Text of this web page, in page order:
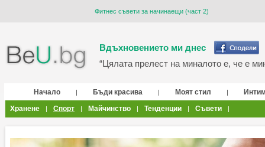
Фитнес съвети за начинаещи (част 2)
Вдъхновението ми днес
“Цялата прелест на миналото е, че е
Начало | Бъди красива | Моят стил |
Хранене
| Спорт | Майчинство | Тенденции | Съвети |